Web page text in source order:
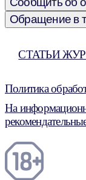
Обращение в
СТАТЬИ
Политика
На